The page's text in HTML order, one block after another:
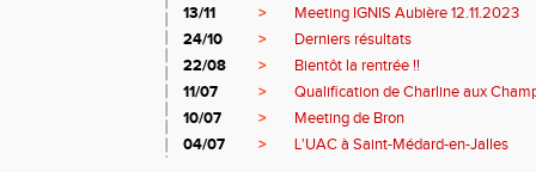
13/11
>
Meeting IGNIS Aubière 12.11.2023
24/10
>
Derniers résultats
22/08
>
Bientôt la rentrée !!
11/07
>
Qualification de Charline aux
10/07
>
Meeting de Bron
04/07
> L'UAC à Saint-Médard-en-Jalles